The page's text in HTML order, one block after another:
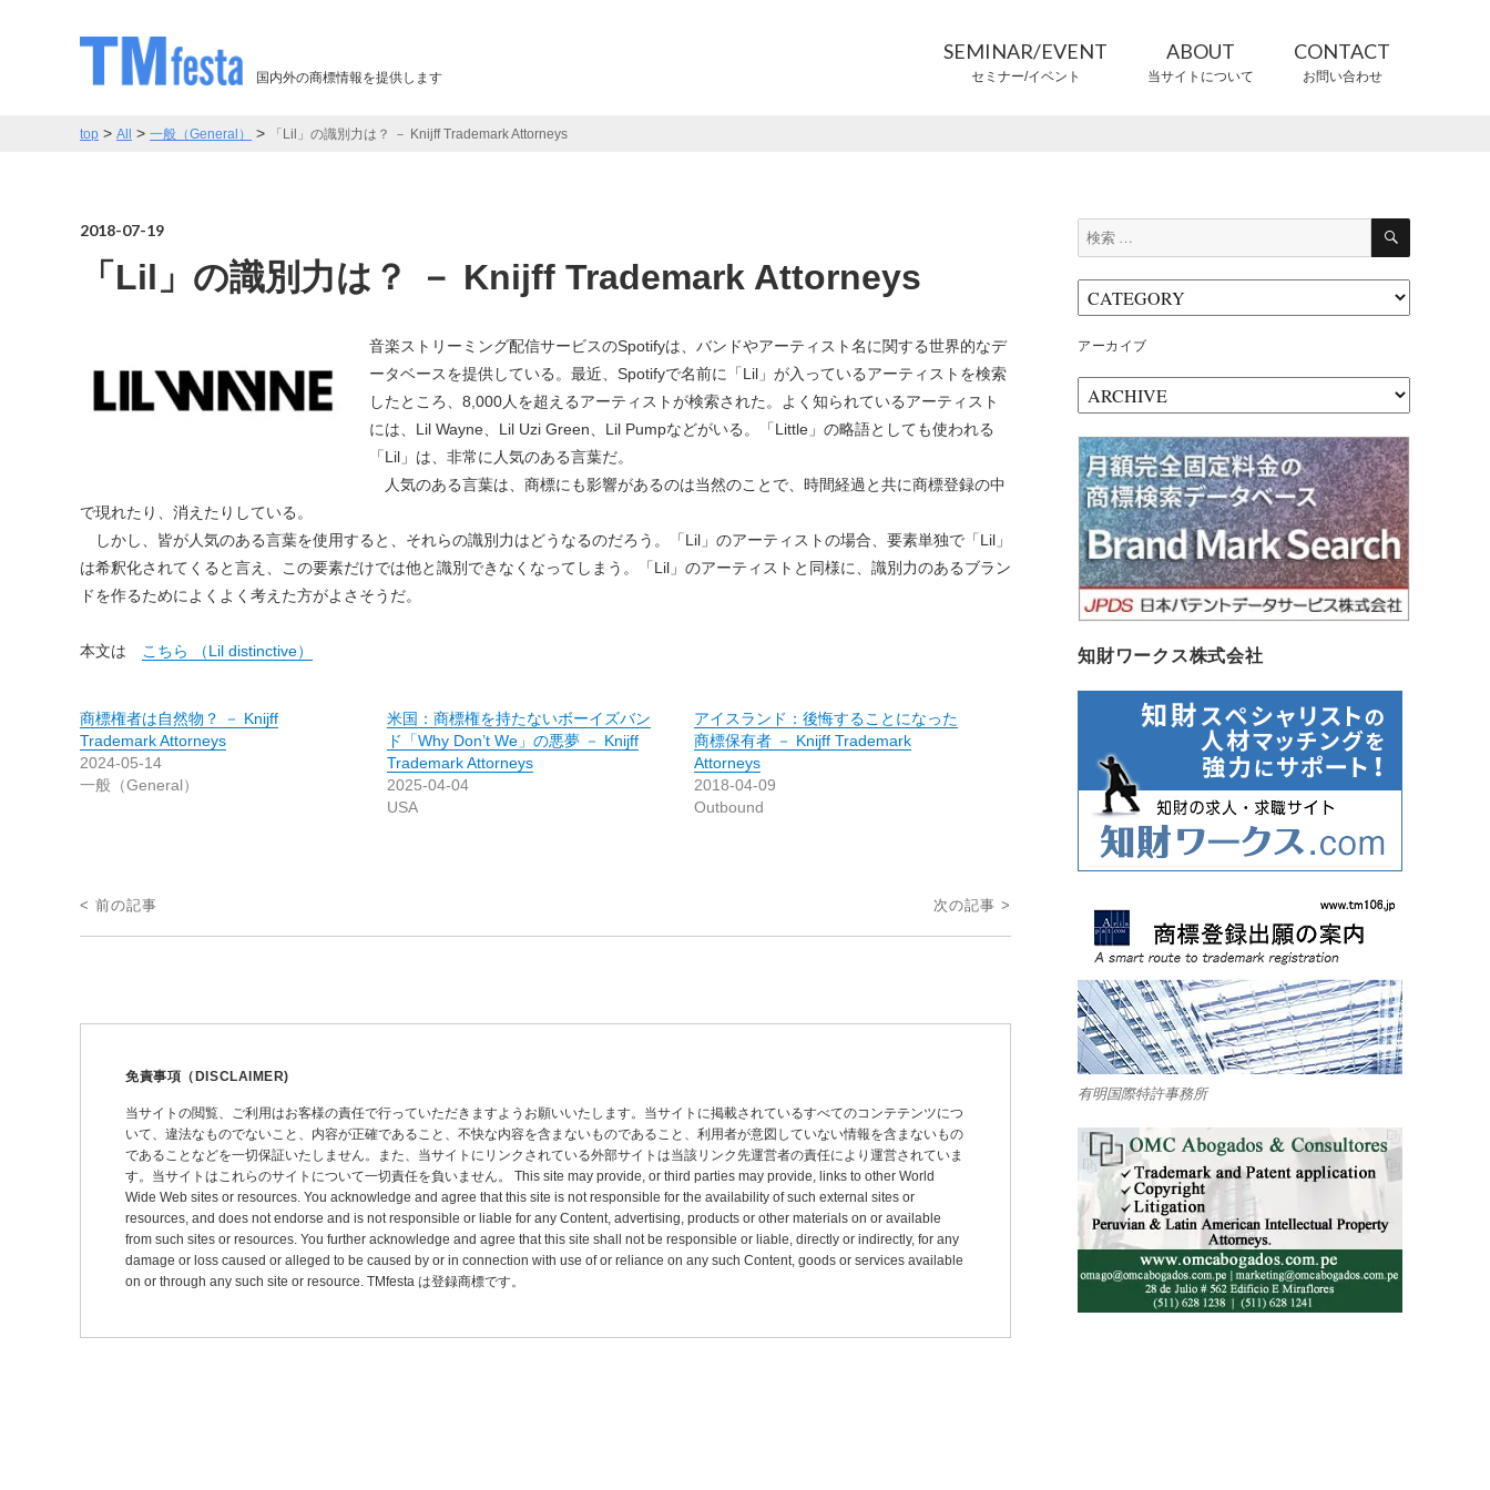
国内外の商標情報を提供します
SEMINAR/EVENT
セミナー/イベント
ABOUT
当サイトについて
CONTACT
お問い合わせ
top > All > 一般（General） > 「Lil」の識別力は？ － Knijff Trademark Attorneys
2018-07-19
「Lil」の識別力は？ － Knijff Trademark Attorneys
音楽ストリーミング配信サービスのSpotifyは、バンドやアーティスト名に関する世界的なデ
ータベースを提供している。最近、Spotifyで名前に「Lil」が入っているアーティストを検索
したところ、8,000人を超えるアーティストが検索された。よく知られているアーティスト
には、Lil Wayne、Lil Uzi Green、Lil Pumpなどがいる。「Little」の略語としても使われる
「Lil」は、非常に人気のある言葉だ。
人気のある言葉は、商標にも影響があるのは当然のことで、時間経過と共に商標登録の中
で現れたり、消えたりしている。
しかし、皆が人気のある言葉を使用すると、それらの識別力はどうなるのだろう。「Lil」のアーティストの場合、要素単独で「Lil」
は希釈化されてくると言え、この要素だけでは他と識別できなくなってしまう。「Lil」のアーティストと同様に、識別力のあるブラン
ドを作るためによくよく考えた方がよさそうだ。
本文は こちら （Lil distinctive）
商標権者は自然物？ － Knijff
Trademark Attorneys
2024-05-14
一般（General）
米国：商標権を持たないボーイズバン
ド「Why Don’t We」の悪夢 － Knijff
Trademark Attorneys
2025-04-04
USA
アイスランド：後悔することになった
商標保有者 － Knijff Trademark
Attorneys
2018-04-09
Outbound
投
稿
< 前の記事 次の記事 >
免責事項（DISCLAIMER)
当サイトの閲覧、ご利用はお客様の責任で行っていただきますようお願いいたします。当サイトに掲載されているすべてのコンテテンツにつ
いて、違法なものでないこと、内容が正確であること、不快な内容を含まないものであること、利用者が意図していない情報を含まないもの
であることなどを一切保証いたしません。また、当サイトにリンクされている外部サイトは当該リンク先運営者の責任により運営されていま
す。当サイトはこれらのサイトについて一切責任を負いません。 This site may provide, or third parties may provide, links to other World
Wide Web sites or resources. You acknowledge and agree that this site is not responsible for the availability of such external sites or
resources, and does not endorse and is not responsible or liable for any Content, advertising, products or other materials on or available
from such sites or resources. You further acknowledge and agree that this site shall not be responsible or liable, directly or indirectly, for any
damage or loss caused or alleged to be caused by or in connection with use of or reliance on any such Content, goods or services available
on or through any such site or resource. TMfesta は登録商標です。
検
索:
検
アーカイブ
ー
カ
イ
ブ
知財ワークス株式会社
有明国際特許事務所